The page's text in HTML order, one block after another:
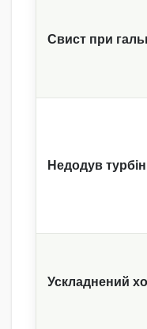
Свист при
Недодув
Ускладнений